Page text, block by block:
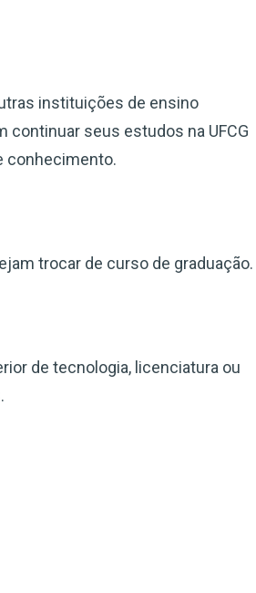
instituições de ensino
continuar seus estudos na UFCG
conhecimento.
trocar de curso de graduação.
de tecnologia, licenciatura ou